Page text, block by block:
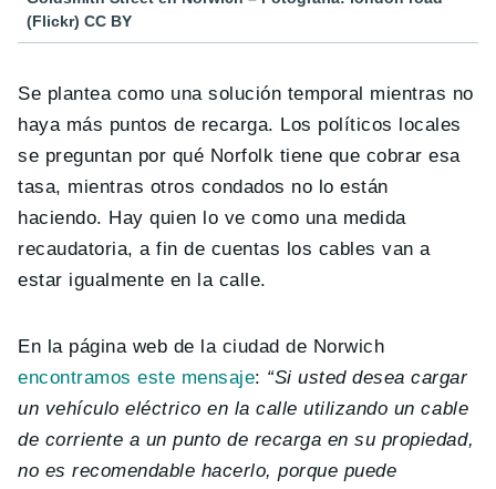
(Flickr) CC BY
Se plantea como una solución temporal mientras no
haya más puntos de recarga. Los políticos locales
se preguntan por qué Norfolk tiene que cobrar esa
tasa, mientras otros condados no lo están
haciendo. Hay quien lo ve como una medida
recaudatoria, a fin de cuentas los cables van a
estar igualmente en la calle.
En la página web de la ciudad de Norwich
encontramos este mensaje: “Si usted desea cargar
un vehículo eléctrico en la calle utilizando un cable
de corriente a un punto de recarga en su propiedad,
no es recomendable hacerlo, porque puede